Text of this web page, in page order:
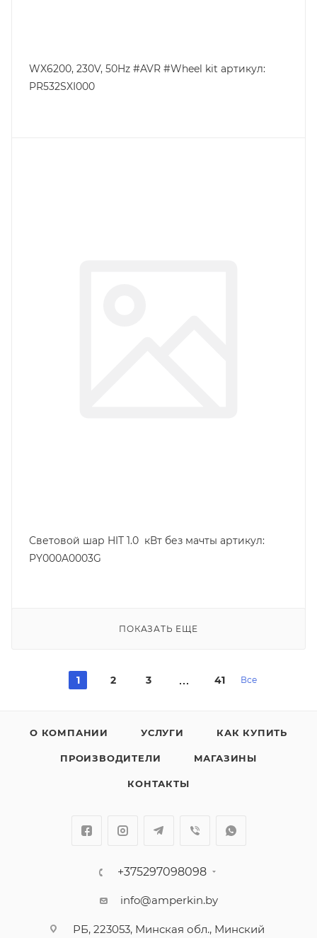
WX6200, 230V, 50Hz #AVR #Wheel kit артикул:
PR532SXI000
Световой шар HIT 1.0 кВт без мачты артикул:
PY000A0003G
ПОКАЗАТЬ ЕЩЕ
1 2 3 41 Все
О КОМПАНИИ УСЛУГИ КАК КУПИТЬ
ПРОИЗВОДИТЕЛИ МАГАЗИНЫ
КОНТАКТЫ
+375297098098
info@amperkin.by
РБ, 223053, Минская обл., Минский